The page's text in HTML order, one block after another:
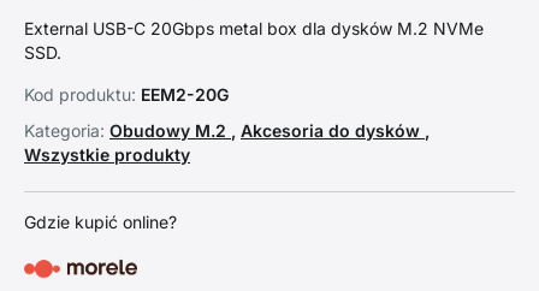
External USB-C 20Gbps metal box dla dysków M.2 NVMe
SSD.
Kod produktu: EEM2-20G
Kategoria: Obudowy M.2 , Akcesoria do dysków ,
Wszystkie produkty
Gdzie kupić online?